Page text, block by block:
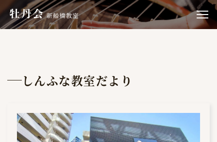
しんふな教室だより